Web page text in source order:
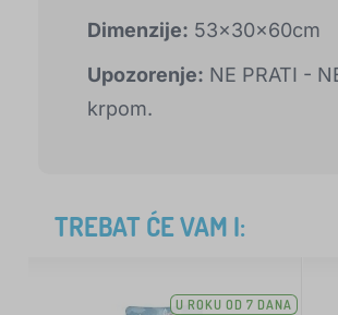
Dimenzije: 53x30x60cm
Upozorenje: NE PRATI -
krpom.
TREBAT ĆE VAM I:
U ROKU OD 7 DANA